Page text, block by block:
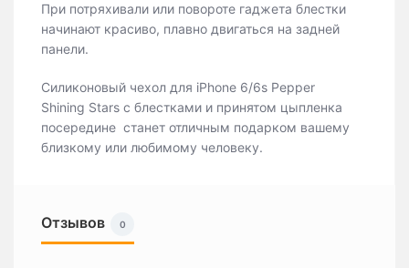
При потряхивали или повороте гаджета блестки
начинают красиво, плавно двигаться на задней
панели.
Силиконовый чехол для iPhone 6/6s Pepper
Shining Stars с блестками и принятом цыпленка
посередине станет отличным подарком вашему
близкому или любимому человеку.
Отзывов 0